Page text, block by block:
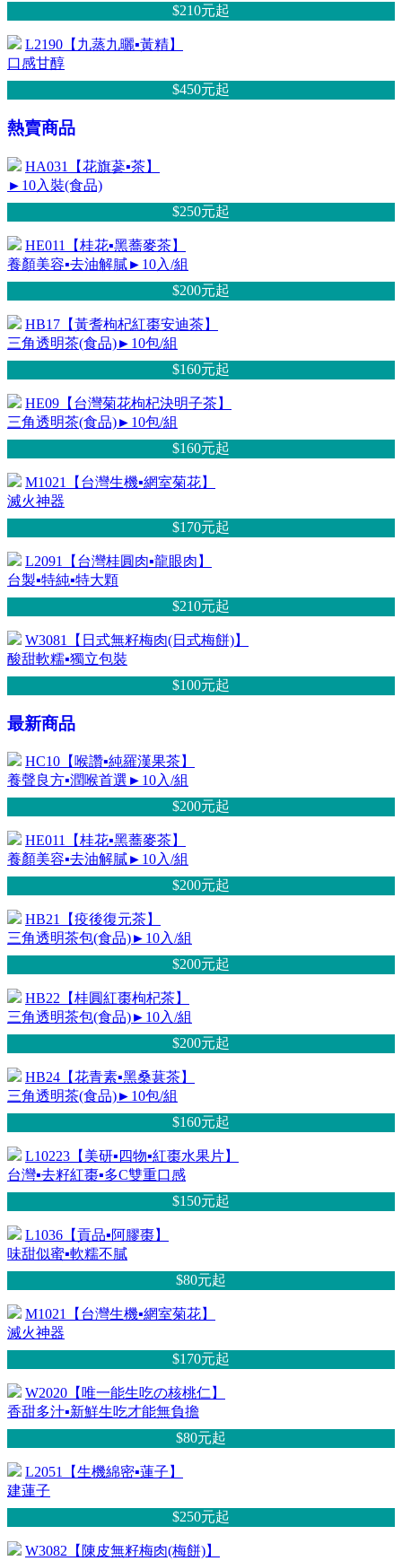
$210元起
L2190【九蒸九曬▪黃精】
口感甘醇
$450元起
熱賣商品
HA031【花旗蔘▪茶】
►10入裝(食品)
$250元起
HE011【桂花▪黑蕎麥茶】
養顏美容▪去油解膩►10入/組
$200元起
HB17【黃耆枸杞紅棗安迪茶】
三角透明茶(食品)►10包/組
$160元起
HE09【台灣菊花枸杞決明子茶】
三角透明茶(食品)►10包/組
$160元起
M1021【台灣生機▪網室菊花】
滅火神器
$170元起
L2091【台灣桂圓肉▪龍眼肉】
台製▪特純▪特大顆
$210元起
W3081【日式無籽梅肉(日式梅餅)】
酸甜軟糯▪獨立包裝
$100元起
最新商品
HC10【喉讚▪純羅漢果茶】
養聲良方▪潤喉首選►10入/組
$200元起
HE011【桂花▪黑蕎麥茶】
養顏美容▪去油解膩►10入/組
$200元起
HB21【疫後復元茶】
三角透明茶包(食品)►10入/組
$200元起
HB22【桂圓紅棗枸杞茶】
三角透明茶包(食品)►10入/組
$200元起
HB24【花青素▪黑桑葚茶】
三角透明茶(食品)►10包/組
$160元起
L10223【美研▪四物▪紅棗水果片】
台灣▪去籽紅棗▪多C雙重口感
$150元起
L1036【貢品▪阿膠棗】
味甜似蜜▪軟糯不膩
$80元起
M1021【台灣生機▪網室菊花】
滅火神器
$170元起
W2020【唯一能生吃の核桃仁】
香甜多汁▪新鮮生吃才能無負擔
$80元起
L2051【生機綿密▪蓮子】
建蓮子
$250元起
W3082【陳皮無籽梅肉(梅餅)】